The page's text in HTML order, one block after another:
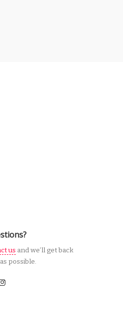
us and we’ll get back
possible.